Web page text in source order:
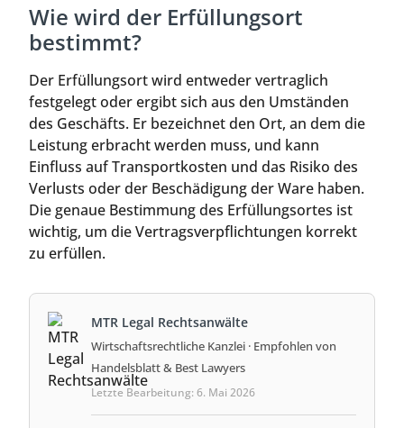
Wie wird der Erfüllungsort
bestimmt?
Der Erfüllungsort wird entweder vertraglich
festgelegt oder ergibt sich aus den Umständen
des Geschäfts. Er bezeichnet den Ort, an dem die
Leistung erbracht werden muss, und kann
Einfluss auf Transportkosten und das Risiko des
Verlusts oder der Beschädigung der Ware haben.
Die genaue Bestimmung des Erfüllungsortes ist
wichtig, um die Vertragsverpflichtungen korrekt
zu erfüllen.
MTR Legal Rechtsanwälte
Wirtschaftsrechtliche Kanzlei · Empfohlen von
Handelsblatt & Best Lawyers
Letzte Bearbeitung: 6. Mai 2026